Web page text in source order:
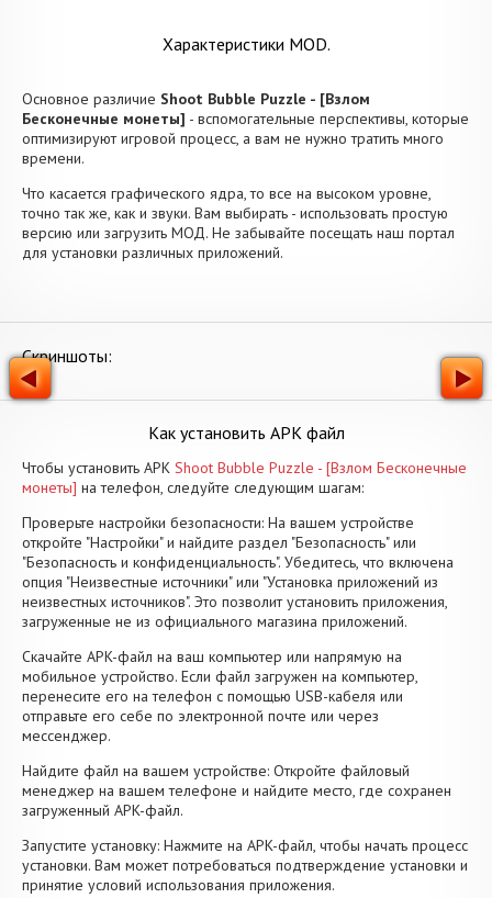
Характеристики MOD.
Основное различие Shoot Bubble Puzzle - [Взлом
Бесконечные монеты] - вспомогательные перспективы, которые
оптимизируют игровой процесс, а вам не нужно тратить много
времени.
Что касается графического ядра, то все на высоком уровне,
точно так же, как и звуки. Вам выбирать - использовать простую
версию или загрузить МОД. Не забывайте посещать наш портал
для установки различных приложений.
Скриншоты:
Как установить APK файл
Чтобы установить APK Shoot Bubble Puzzle - [Взлом Бесконечные
монеты] на телефон, следуйте следующим шагам:
Проверьте настройки безопасности: На вашем устройстве
откройте "Настройки" и найдите раздел "Безопасность" или
"Безопасность и конфиденциальность". Убедитесь, что включена
опция "Неизвестные источники" или "Установка приложений из
неизвестных источников". Это позволит установить приложения,
загруженные не из официального магазина приложений.
Скачайте APK-файл на ваш компьютер или напрямую на
мобильное устройство. Если файл загружен на компьютер,
перенесите его на телефон с помощью USB-кабеля или
отправьте его себе по электронной почте или через
мессенджер.
Найдите файл на вашем устройстве: Откройте файловый
менеджер на вашем телефоне и найдите место, где сохранен
загруженный APK-файл.
Запустите установку: Нажмите на APK-файл, чтобы начать процесс
установки. Вам может потребоваться подтверждение установки и
принятие условий использования приложения.